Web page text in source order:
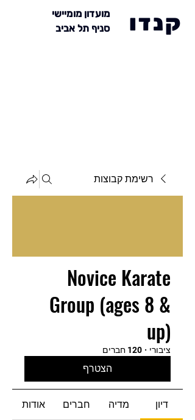
מועדון מומיישי
סניף תל אביב
קנדו
רשימת קבוצות
Novice Karate
Group (ages 8 &
up)
ציבורי · 120 חברים
הצטרף
דיון מדיה חברים אודות